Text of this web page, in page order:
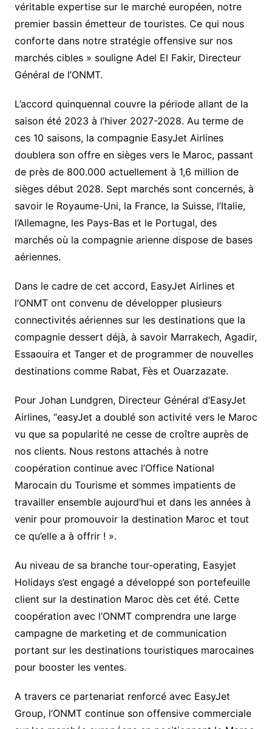
véritable expertise sur le marché européen, notre
premier bassin émetteur de touristes. Ce qui nous
conforte dans notre stratégie offensive sur nos
marchés cibles » souligne Adel El Fakir, Directeur
Général de l’ONMT.
L’accord quinquennal couvre la période allant de la
saison été 2023 à l’hiver 2027-2028. Au terme de
ces 10 saisons, la compagnie EasyJet Airlines
doublera son offre en sièges vers le Maroc, passant
de près de 800.000 actuellement à 1,6 million de
sièges début 2028. Sept marchés sont concernés, à
savoir le Royaume-Uni, la France, la Suisse, l’Italie,
l’Allemagne, les Pays-Bas et le Portugal, des
marchés où la compagnie arienne dispose de bases
aériennes.
Dans le cadre de cet accord, EasyJet Airlines et
l’ONMT ont convenu de développer plusieurs
connectivités aériennes sur les destinations que la
compagnie dessert déjà, à savoir Marrakech, Agadir,
Essaouira et Tanger et de programmer de nouvelles
destinations comme Rabat, Fès et Ouarzazate.
Pour Johan Lundgren, Directeur Général d’EasyJet
Airlines, “easyJet a doublé son activité vers le Maroc
vu que sa popularité ne cesse de croître auprès de
nos clients. Nous restons attachés à notre
coopération continue avec l’Office National
Marocain du Tourisme et sommes impatients de
travailler ensemble aujourd’hui et dans les années à
venir pour promouvoir la destination Maroc et tout
ce qu’elle a à offrir ! ».
Au niveau de sa branche tour-operating, Easyjet
Holidays s’est engagé a développé son portefeuille
client sur la destination Maroc dès cet été. Cette
coopération avec l’ONMT comprendra une large
campagne de marketing et de communication
portant sur les destinations touristiques marocaines
pour booster les ventes.
A travers ce partenariat renforcé avec EasyJet
Group, l’ONMT continue son offensive commerciale